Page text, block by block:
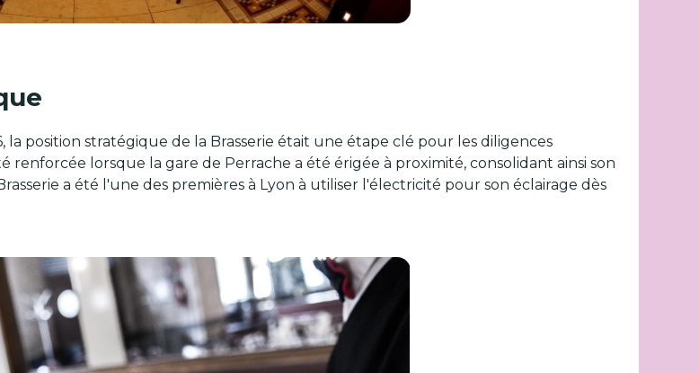
position stratégique de la Brasserie était une étape clé pour les diligences
renforcée lorsque la gare de Perrache a été érigée à proximité, consolidant ainsi son
a été l'une des premières à Lyon à utiliser l'électricité pour son éclairage dès